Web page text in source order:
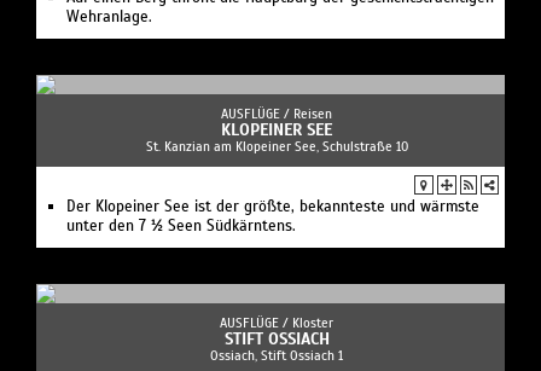
STIFT OSSIACH
Ossiach, Stift Ossiach 1
Der Ossiacher See in Kärnten mit dem Stift Ossiach
AUSFLÜGE /Besichtigung
Keutschach am See, Linden 62
Der Pyramidenkogel ist der höchste Holzaussichtsturm der